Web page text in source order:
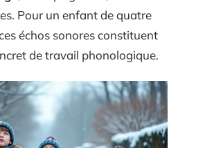
Pour un enfant de quatre
échos sonores constituent
de travail phonologique.